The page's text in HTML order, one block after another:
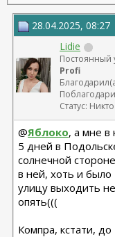
28.04.2025, 08:27
Lidie
Постоянный
Profi
Статус:
@Яблоко, а мне в
5 дней в
солнечной
в ней, хоть и было
улицу выходить
опять(((
Компра, кстати,